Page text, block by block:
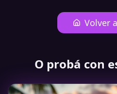
Volver
O probá con